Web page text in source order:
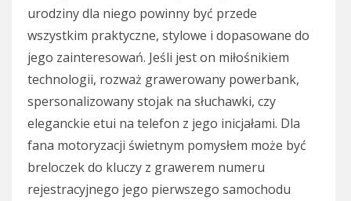
urodziny dla niego powinny być przede
wszystkim praktyczne, stylowe i dopasowane do
jego zainteresowań. Jeśli jest on miłośnikiem
technologii, rozważ grawerowany powerbank,
spersonalizowany stojak na słuchawki, czy
eleganckie etui na telefon z jego inicjałami. Dla
fana motoryzacji świetnym pomysłem może być
breloczek do kluczy z grawerem numeru
rejestracyjnego jego pierwszego samochodu